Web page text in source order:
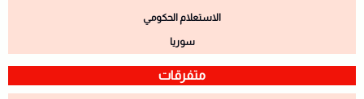
الاستعلام الحكومي
سوريا
متفرقات